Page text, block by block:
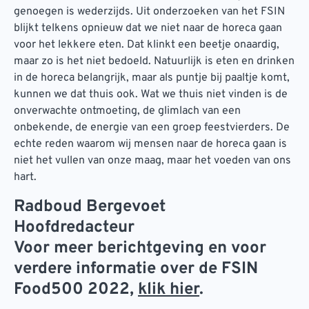
genoegen is wederzijds. Uit onderzoeken van het FSIN
blijkt telkens opnieuw dat we niet naar de horeca gaan
voor het lekkere eten. Dat klinkt een beetje onaardig,
maar zo is het niet bedoeld. Natuurlijk is eten en drinken
in de horeca belangrijk, maar als puntje bij paaltje komt,
kunnen we dat thuis ook. Wat we thuis niet vinden is de
onverwachte ontmoeting, de glimlach van een
onbekende, de energie van een groep feestvierders. De
echte reden waarom wij mensen naar de horeca gaan is
niet het vullen van onze maag, maar het voeden van ons
hart.
Radboud Bergevoet
Hoofdredacteur
Voor meer berichtgeving en voor
verdere informatie over de FSIN
Food500 2022, klik hier.